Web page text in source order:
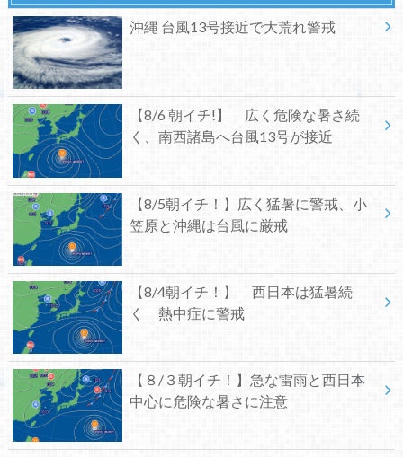
沖縄 台風13号接近で大荒れ警戒
【8/6 朝イチ!】 広く危険な暑さ続
く、南西諸島へ台風13号が接近
【8/5朝イチ！】広く猛暑に警戒、小
笠原と沖縄は台風に厳戒
【8/4朝イチ！】 西日本は猛暑続
く 熱中症に警戒
【８/３朝イチ！】急な雷雨と西日本
中心に危険な暑さに注意